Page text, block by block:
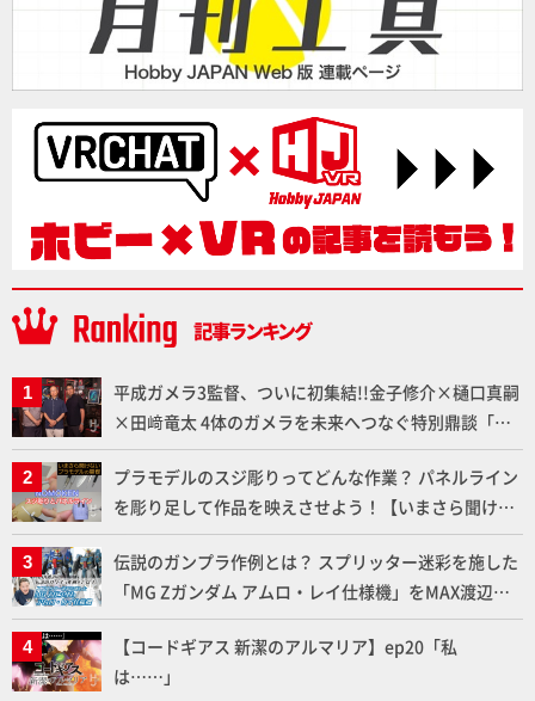
平成ガメラ3監督、ついに初集結!!金子修介×樋口真嗣
×田﨑竜太 4体のガメラを未来へつなぐ特別鼎談「ガ
メラ永久保存化プロジェクト FINAL」
プラモデルのスジ彫りってどんな作業？ パネルライン
を彫り足して作品を映えさせよう！【いまさら聞けな
いプラモデルの基礎：スジ彫りとパネルライン】
伝説のガンプラ作例とは？ スプリッター迷彩を施した
「MG Zガンダム アムロ・レイ仕様機」をMAX渡辺が
ふたたび塗る!!【試し読み】
【コードギアス 新潔のアルマリア】ep20「私
は……」